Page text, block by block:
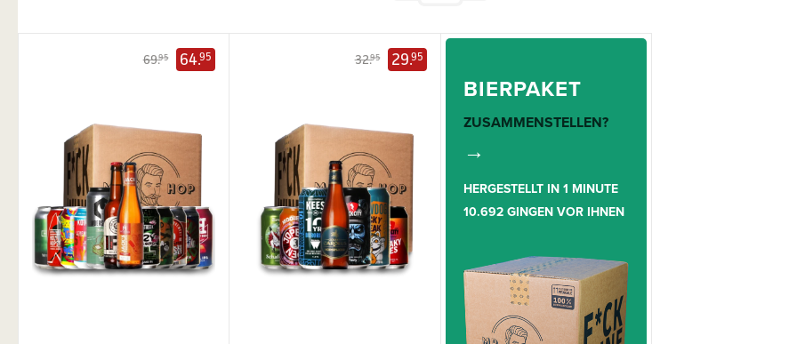
69.95 64.95 32.95 29.95
BIERPAKET
ZUSAMMENSTELLEN?
→
HERGESTELLT IN 1 MINUTE
10.692 GINGEN VOR IHNEN